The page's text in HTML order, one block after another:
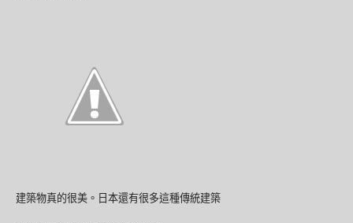
建築物真的很美。日本還有很多這種傳統建築